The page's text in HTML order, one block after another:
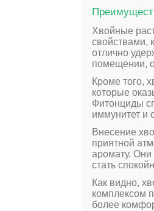
Хвойные
свойствами,
отлично
помещении,
Кроме того,
которые
Фитонциды
иммунитет и
Внесение
приятной
аромату.
стать
Как видно,
комплексом
более